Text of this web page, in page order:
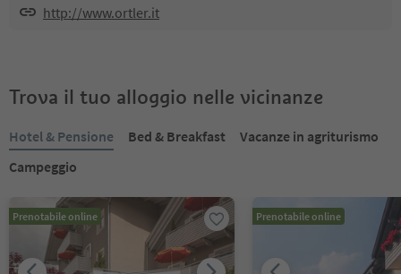
http://www.ortler.it
Trova il tuo alloggio nelle vicinanze
Hotel & Pensione Bed & Breakfast
Vacanze in agriturismo
Campeggio
Prenotabile online Prenotabile online